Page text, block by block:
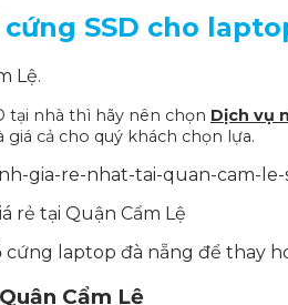
SSD cho
Lệ.
tại nhà thì hãy nên chọn Dịch vụ
cả cho quý khách chọn lựa.
rẻ tại Quận Cẩm Lệ
laptop đà nẵng để thay
Cẩm Lệ